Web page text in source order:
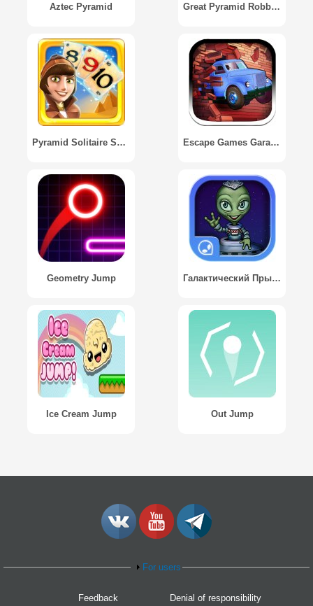
Aztec Pyramid Great Pyramid Robbery
Pyramid Solitaire Saga Escape Games Garage Escape
Geometry Jump Галактический Прыжок / Galactic Jump
Ice Cream Jump Out Jump
For users
Feedback Denial of responsibility